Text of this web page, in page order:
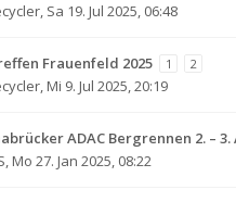
, Sa 19. Jul 2025, 06:48
Frauenfeld 2025 1 2
, Mi 9. Jul 2025, 20:19
ADAC Bergrennen 2. – 3.
, Mo 27. Jan 2025, 08:22